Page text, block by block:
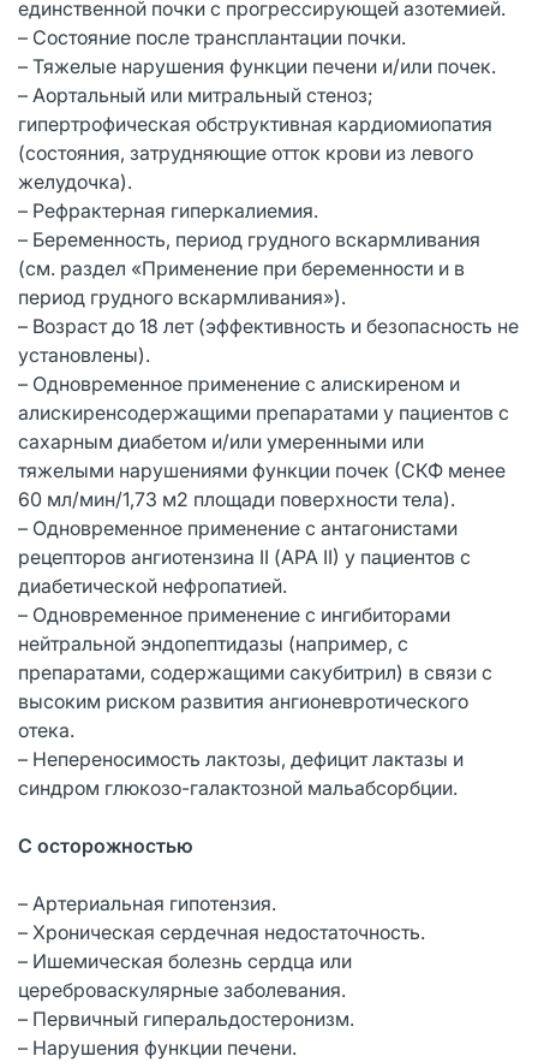
единственной почки с прогрессирующей азотемией.
– Состояние после трансплантации почки.
– Тяжелые нарушения функции печени и/или почек.
– Аортальный или митральный стеноз;
гипертрофическая обструктивная кардиомиопатия
(состояния, затрудняющие отток крови из левого
желудочка).
– Рефрактерная гиперкалиемия.
– Беременность, период грудного вскармливания
(см. раздел «Применение при беременности и в
период грудного вскармливания»).
– Возраст до 18 лет (эффективность и безопасность не
установлены).
– Одновременное применение с алискиреном и
алискиренсодержащими препаратами у пациентов с
сахарным диабетом и/или умеренными или
тяжелыми нарушениями функции почек (СКФ менее
60 мл/мин/1,73 м2 площади поверхности тела).
– Одновременное применение с антагонистами
рецепторов ангиотензина II (АРА II) у пациентов с
диабетической нефропатией.
– Одновременное применение с ингибиторами
нейтральной эндопептидазы (например, с
препаратами, содержащими сакубитрил) в связи с
высоким риском развития ангионевротического
отека.
– Непереносимость лактозы, дефицит лактазы и
синдром глюкозо-галактозной мальабсорбции.
С осторожностью
– Артериальная гипотензия.
– Хроническая сердечная недостаточность.
– Ишемическая болезнь сердца или
цереброваскулярные заболевания.
– Первичный гиперальдостеронизм.
– Нарушения функции печени.